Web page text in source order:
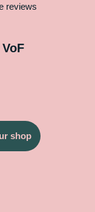
reviews
shop